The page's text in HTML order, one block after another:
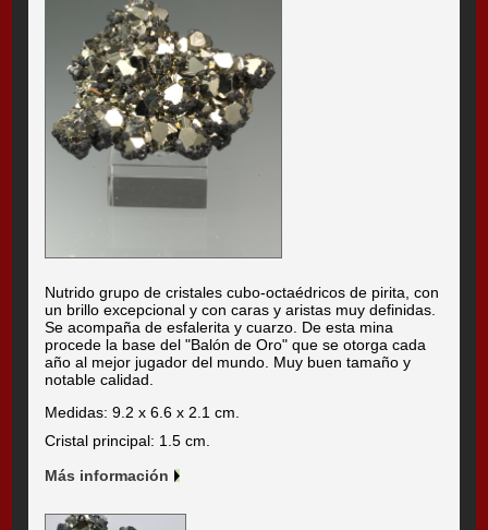
Nutrido grupo de cristales cubo-octaédricos de pirita, con
un brillo excepcional y con caras y aristas muy definidas.
Se acompaña de esfalerita y cuarzo. De esta mina
procede la base del "Balón de Oro" que se otorga cada
año al mejor jugador del mundo. Muy buen tamaño y
notable calidad.
Medidas: 9.2 x 6.6 x 2.1 cm.
Cristal principal: 1.5 cm.
Más información